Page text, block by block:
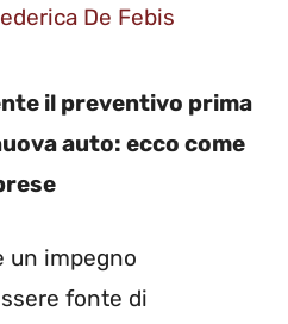
De Febis
il preventivo prima
auto: ecco come
un impegno
fonte di